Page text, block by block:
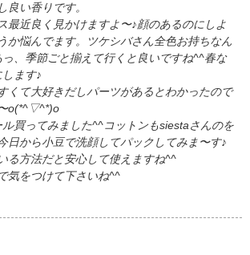
良い香りです。
最近良く見かけますよ〜♪顔のあるのにしよ
か悩んでます。ツケシバさん全色お持ちなん
っ、季節ごと揃えて行くと良いですね^^春な
します♪
くて大好きだしパーツがあるとわかったので
o(*^▽^*)o
ル買ってみました^^コットンもsiestaさんのを
日から小豆で洗顔してパックしてみま〜す♪
る方法だと安心して使えますね^^
気をつけて下さいね^^